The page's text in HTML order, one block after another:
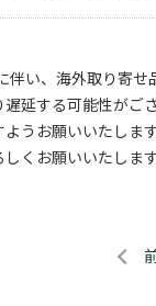
い、海外取り寄せ
延する可能性がご
うお願いいたします
くお願いいたします